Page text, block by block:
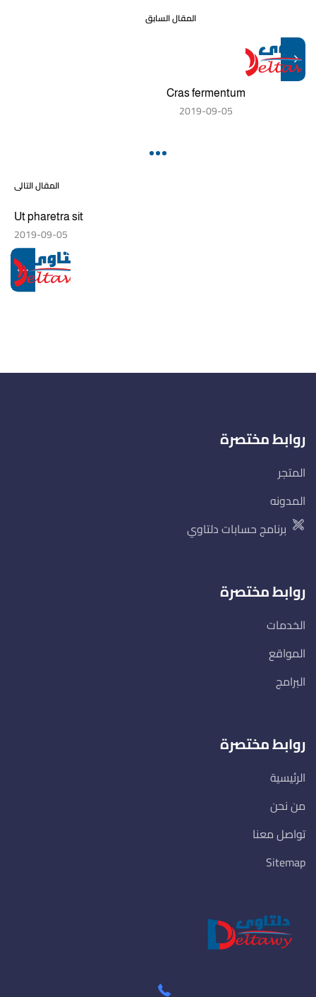
المقال السابق
Cras fermentum
2019-09-05
المقال التالى
Ut pharetra sit
2019-09-05
روابط مختصرة
المتجر
المدونه
برنامج حسابات دلتاوي
روابط مختصرة
الخدمات
المواقع
البرامج
روابط مختصرة
الرئيسية
من نحن
تواصل معنا
Sitemap